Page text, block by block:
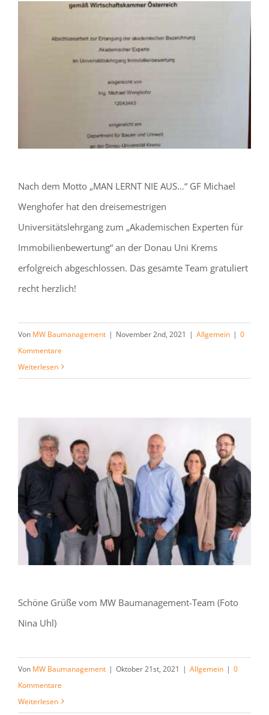
Nach dem Motto „MAN LERNT NIE AUS…“ GF Michael
Wenghofer hat den dreisemestrigen
Universitätslehrgang zum „Akademischen Experten für
Immobilienbewertung“ an der Donau Uni Krems
erfolgreich abgeschlossen. Das gesamte Team gratuliert
recht herzlich!
Von MW Baumanagement | November 2nd, 2021 | Allgemein | 0
Kommentare
Weiterlesen
Schöne Grüße vom MW Baumanagement-Team (Foto
Nina Uhl)
Von MW Baumanagement | Oktober 21st, 2021 | Allgemein | 0
Kommentare
Weiterlesen